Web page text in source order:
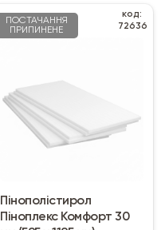
ПОСТАЧАННЯ
ПРИПИНЕНЕ
код:
72636
Пінополістирол
Піноплекс Комфорт 30